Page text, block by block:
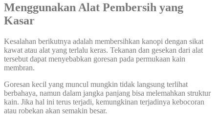
Menggunakan Alat Pembersih yang
Kasar
Kesalahan berikutnya adalah membersihkan kanopi dengan sikat
kawat atau alat yang terlalu keras. Tekanan dan gesekan dari alat
tersebut dapat menyebabkan goresan pada permukaan kain
membran.
Goresan kecil yang muncul mungkin tidak langsung terlihat
berbahaya, namun dalam jangka panjang bisa melemahkan struktur
kain. Jika hal ini terus terjadi, kemungkinan terjadinya kebocoran
atau robekan akan semakin besar.